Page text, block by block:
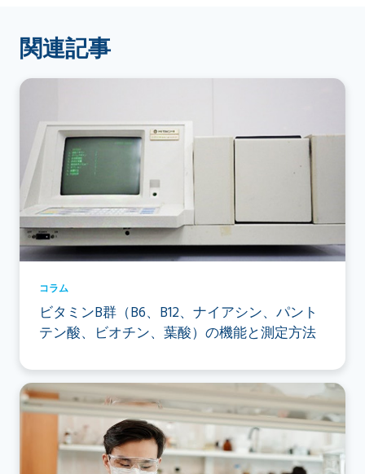
関連記事
コラム
ビタミンB群（B6、B12、ナイアシン、パント
テン酸、ビオチン、葉酸）の機能と測定方法